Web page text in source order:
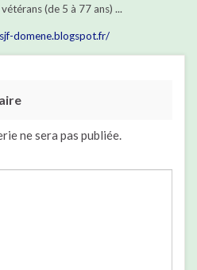
(de 5 à 77 ans) ...
domene.blogspot.fr/
ne sera pas publiée.